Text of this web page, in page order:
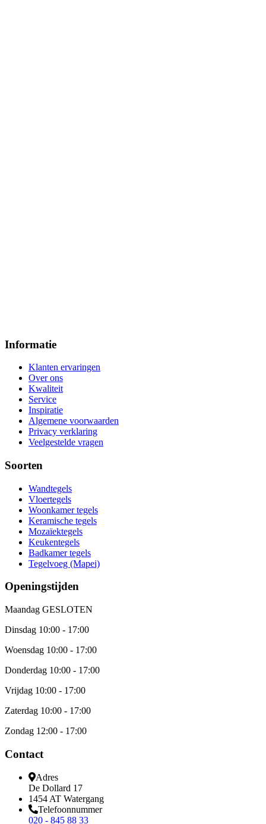
Informatie
Klanten ervaringen
Over ons
Kwaliteit
Service
Inspiratie
Algemene voorwaarden
Privacy verklaring
Veelgestelde vragen
Soorten
Wandtegels
Vloertegels
Woonkamer tegels
Keramische tegels
Mozaïektegels
Keukentegels
Badkamer tegels
Tegelvoeg (Mapei)
Openingstijden
Maandag GESLOTEN
Dinsdag 10:00 - 17:00
Woensdag 10:00 - 17:00
Donderdag 10:00 - 17:00
Vrijdag 10:00 - 17:00
Zaterdag 10:00 - 17:00
Zondag 12:00 - 17:00
Contact
Adres
De Dollard 17
1454 AT Watergang
Telefoonnummer
020 - 845 88 33